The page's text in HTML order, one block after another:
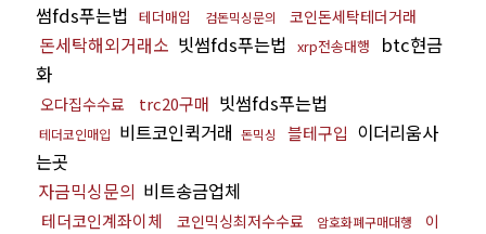
썸fds푸는법 테더매입 검돈믹싱문의 코인돈세탁테더거래
돈세탁해외거래소 빗썸fds푸는법 xrp전송대행
btc현금
화
오다집수수료 trc20구매 빗썸fds푸는법
테더코인매입 비트코인퀵거래 돈믹싱 블테구입 이더리움사
는곳
자금믹싱문의 비트송금업체
테더코인계좌이체 코인믹싱최저수수료 암호화폐구매대행
이